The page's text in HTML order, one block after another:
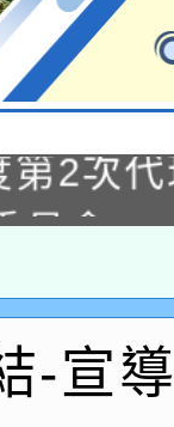
1次
果公
2次
公告(
員會
歲以
吃得安
第2次
-宣